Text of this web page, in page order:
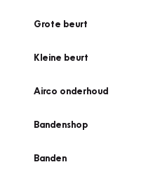
Grote beurt
Kleine beurt
Airco onderhoud
Bandenshop
Banden